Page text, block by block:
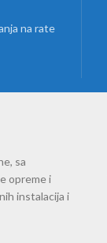
na rate
sa
opreme i
instalacija i